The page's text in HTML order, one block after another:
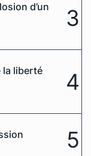
d’un
3
la liberté
4
5